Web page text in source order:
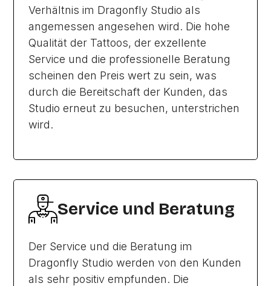
Verhältnis im Dragonfly Studio als
angemessen angesehen wird. Die hohe
Qualität der Tattoos, der exzellente
Service und die professionelle Beratung
scheinen den Preis wert zu sein, was
durch die Bereitschaft der Kunden, das
Studio erneut zu besuchen, unterstrichen
wird.
Service und Beratung
Der Service und die Beratung im
Dragonfly Studio werden von den Kunden
als sehr positiv empfunden. Die